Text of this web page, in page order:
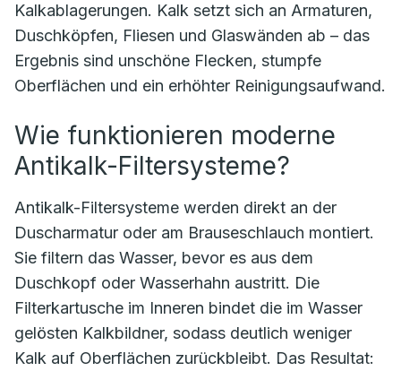
Kalkablagerungen. Kalk setzt sich an Armaturen,
Duschköpfen, Fliesen und Glaswänden ab – das
Ergebnis sind unschöne Flecken, stumpfe
Oberflächen und ein erhöhter Reinigungsaufwand.
Wie funktionieren moderne
Antikalk-Filtersysteme?
Antikalk-Filtersysteme werden direkt an der
Duscharmatur oder am Brauseschlauch montiert.
Sie filtern das Wasser, bevor es aus dem
Duschkopf oder Wasserhahn austritt. Die
Filterkartusche im Inneren bindet die im Wasser
gelösten Kalkbildner, sodass deutlich weniger
Kalk auf Oberflächen zurückbleibt. Das Resultat: